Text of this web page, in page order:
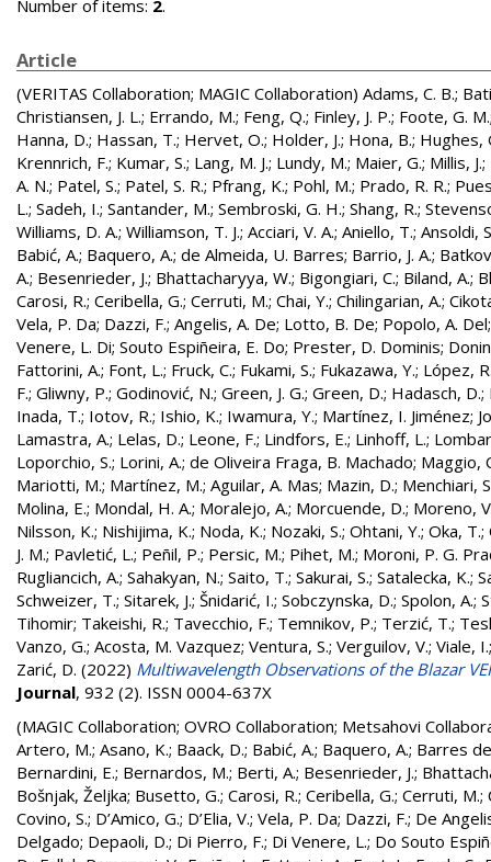
Number of items: 2.
Article
(VERITAS Collaboration; MAGIC Collaboration) Adams, C. B.;
Christiansen, J. L.; Errando, M.; Feng, Q.; Finley, J. P.; Foote, G. M.
Hanna, D.; Hassan, T.; Hervet, O.; Holder, J.; Hona, B.; Hughes,
Krennrich, F.; Kumar, S.; Lang, M. J.; Lundy, M.; Maier, G.; Millis, J.;
A. N.; Patel, S.; Patel, S. R.; Pfrang, K.; Pohl, M.; Prado, R. R.;
L.; Sadeh, I.; Santander, M.; Sembroski, G. H.; Shang, R.;
Williams, D. A.; Williamson, T. J.; Acciari, V. A.; Aniello, T.; Ansoldi,
Babić, A.; Baquero, A.; de Almeida, U. Barres; Barrio, J. A.;
A.; Besenrieder, J.; Bhattacharyya, W.; Bigongiari, C.; Biland, A.;
Carosi, R.; Ceribella, G.; Cerruti, M.; Chai, Y.; Chilingarian, A.;
Vela, P. Da; Dazzi, F.; Angelis, A. De; Lotto, B. De; Popolo, A. Del
Venere, L. Di; Souto Espiñeira, E. Do; Prester, D. Dominis;
Fattorini, A.; Font, L.; Fruck, C.; Fukami, S.; Fukazawa, Y.; López,
F.; Gliwny, P.; Godinović, N.; Green, J. G.; Green, D.; Hadasch, D.;
Inada, T.; Iotov, R.; Ishio, K.; Iwamura, Y.; Martínez, I. Jiménez;
Lamastra, A.; Lelas, D.; Leone, F.; Lindfors, E.; Linhoff, L.;
Loporchio, S.; Lorini, A.; de Oliveira Fraga, B. Machado; Maggio,
Mariotti, M.; Martínez, M.; Aguilar, A. Mas; Mazin, D.; Menchiari,
Molina, E.; Mondal, H. A.; Moralejo, A.; Morcuende, D.; Moreno,
Nilsson, K.; Nishijima, K.; Noda, K.; Nozaki, S.; Ohtani, Y.; Oka, T.;
J. M.; Pavletić, L.; Peñil, P.; Persic, M.; Pihet, M.; Moroni, P. G.
Rugliancich, A.; Sahakyan, N.; Saito, T.; Sakurai, S.; Satalecka, K.;
Schweizer, T.; Sitarek, J.; Šnidarić, I.; Sobczynska, D.; Spolon, A.;
Tihomir; Takeishi, R.; Tavecchio, F.; Temnikov, P.; Terzić, T.;
Vanzo, G.; Acosta, M. Vazquez; Ventura, S.; Verguilov, V.; Viale, I.
Zarić, D. (2022) Multiwavelength Observations of the Blazar
Journal, 932 (2). ISSN 0004-637X
(MAGIC Collaboration; OVRO Collaboration; Metsahovi
Artero, M.; Asano, K.; Baack, D.; Babić, A.; Baquero, A.; Barres
Bernardini, E.; Bernardos, M.; Berti, A.; Besenrieder, J.;
Bošnjak, Željka; Busetto, G.; Carosi, R.; Ceribella, G.; Cerruti, M.;
Covino, S.; D’Amico, G.; D’Elia, V.; Vela, P. Da; Dazzi, F.; De
Delgado; Depaoli, D.; Di Pierro, F.; Di Venere, L.; Do Souto